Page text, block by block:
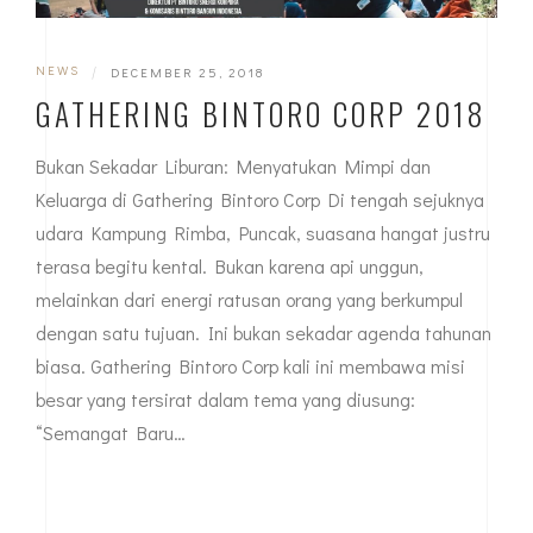
NEWS | DECEMBER 25, 2018
GATHERING BINTORO CORP 2018
Bukan Sekadar Liburan: Menyatukan Mimpi dan
Keluarga di Gathering Bintoro Corp Di tengah sejuknya
udara Kampung Rimba, Puncak, suasana hangat justru
terasa begitu kental. Bukan karena api unggun,
melainkan dari energi ratusan orang yang berkumpul
dengan satu tujuan. Ini bukan sekadar agenda tahunan
biasa. Gathering Bintoro Corp kali ini membawa misi
besar yang tersirat dalam tema yang diusung:
“Semangat Baru…